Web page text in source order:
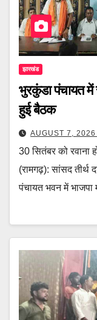
झारखंड
भुरकुंडा पंचायत में
हुई बैठक
AUGUST 7, 2026
30 सितंबर को रवाना
(रामगढ़): सांसद तीर्थ
पंचायत भवन में